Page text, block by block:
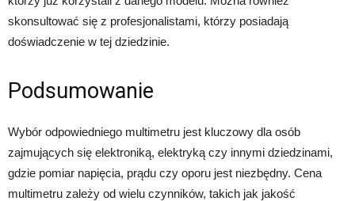
skonsultować się z profesjonalistami, którzy posiadają
doświadczenie w tej dziedzinie.
Podsumowanie
Wybór odpowiedniego multimetru jest kluczowy dla osób
zajmujących się elektroniką, elektryką czy innymi dziedzinami,
gdzie pomiar napięcia, prądu czy oporu jest niezbędny. Cena
multimetru zależy od wielu czynników, takich jak jakość